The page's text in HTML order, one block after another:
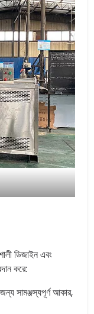
ডিজাইন এবং
করে:
সামঞ্জস্যপূর্ণ আকার,